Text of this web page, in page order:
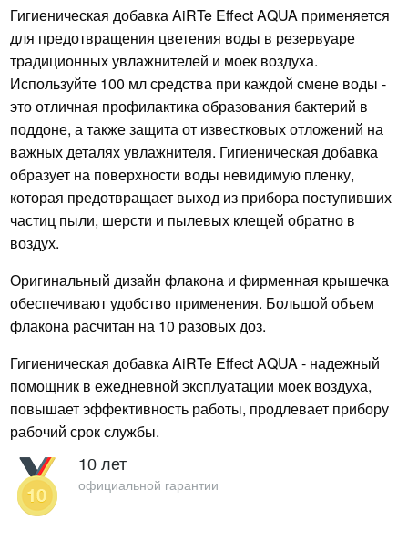
Гигиеническая добавка AiRTe Effect AQUA применяется
для предотвращения цветения воды в резервуаре
традиционных увлажнителей и моек воздуха.
Используйте 100 мл средства при каждой смене воды -
это отличная профилактика образования бактерий в
поддоне, а также защита от известковых отложений на
важных деталях увлажнителя. Гигиеническая добавка
образует на поверхности воды невидимую пленку,
которая предотвращает выход из прибора поступивших
частиц пыли, шерсти и пылевых клещей обратно в
воздух.
Оригинальный дизайн флакона и фирменная крышечка
обеспечивают удобство применения. Большой объем
флакона расчитан на 10 разовых доз.
Гигиеническая добавка AiRTe Effect AQUA - надежный
помощник в ежедневной эксплуатации моек воздуха,
повышает эффективность работы, продлевает прибору
рабочий срок службы.
10 лет
официальной гарантии